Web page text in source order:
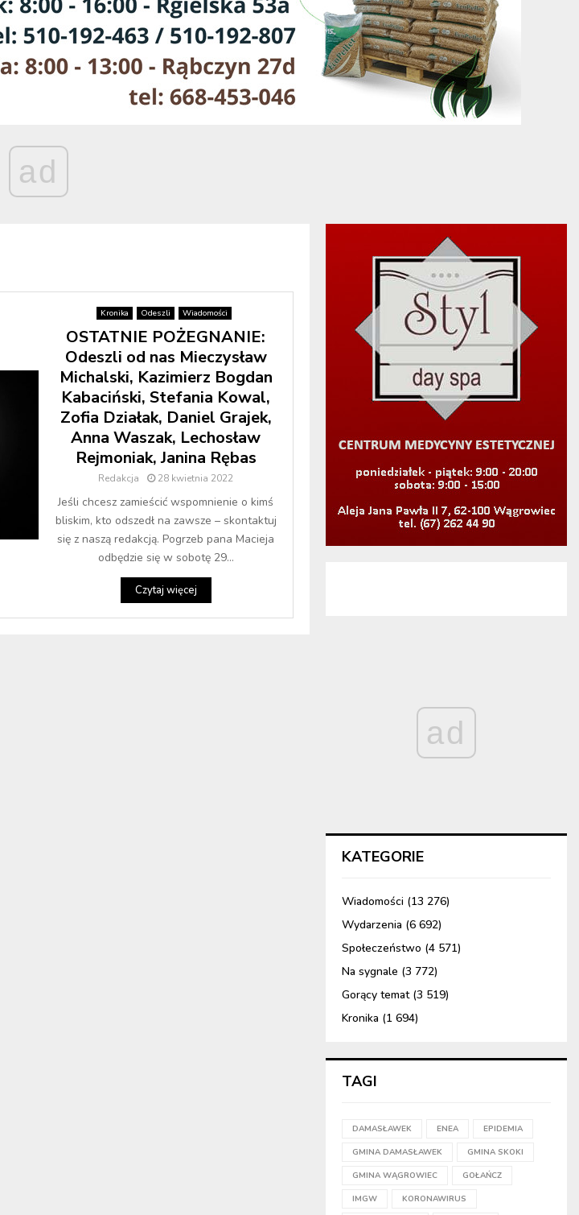
ad
Kronika Odeszli Wiadomości
OSTATNIE POŻEGNANIE:
Odeszli od nas Mieczysław
Michalski, Kazimierz Bogdan
Kabaciński, Stefania Kowal,
Zofia Działak, Daniel Grajek,
Anna Waszak, Lechosław
Rejmoniak, Janina Rębas
Redakcja 28 kwietnia 2022
Jeśli chcesz zamieścić wspomnienie o kimś
bliskim, kto odszedł na zawsze – skontaktuj
się z naszą redakcją. Pogrzeb pana Macieja
odbędzie się w sobotę 29...
Czytaj więcej
ad
KATEGORIE
Wiadomości (13 276)
Wydarzenia (6 692)
Społeczeństwo (4 571)
Na sygnale (3 772)
Gorący temat(3 519)
Kronika (1 694)
TAGI
DAMASŁAWEK ENEA EPIDEMIA
GMINA DAMASŁAWEK GMINA SKOKI
GMINA WĄGROWIEC GOŁAŃCZ
IMGW KORONAWIRUS